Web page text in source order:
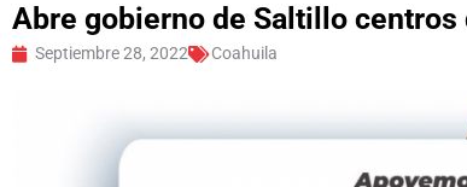
Abre gobierno de Saltillo
Septiembre 28, 2022 Coahuila